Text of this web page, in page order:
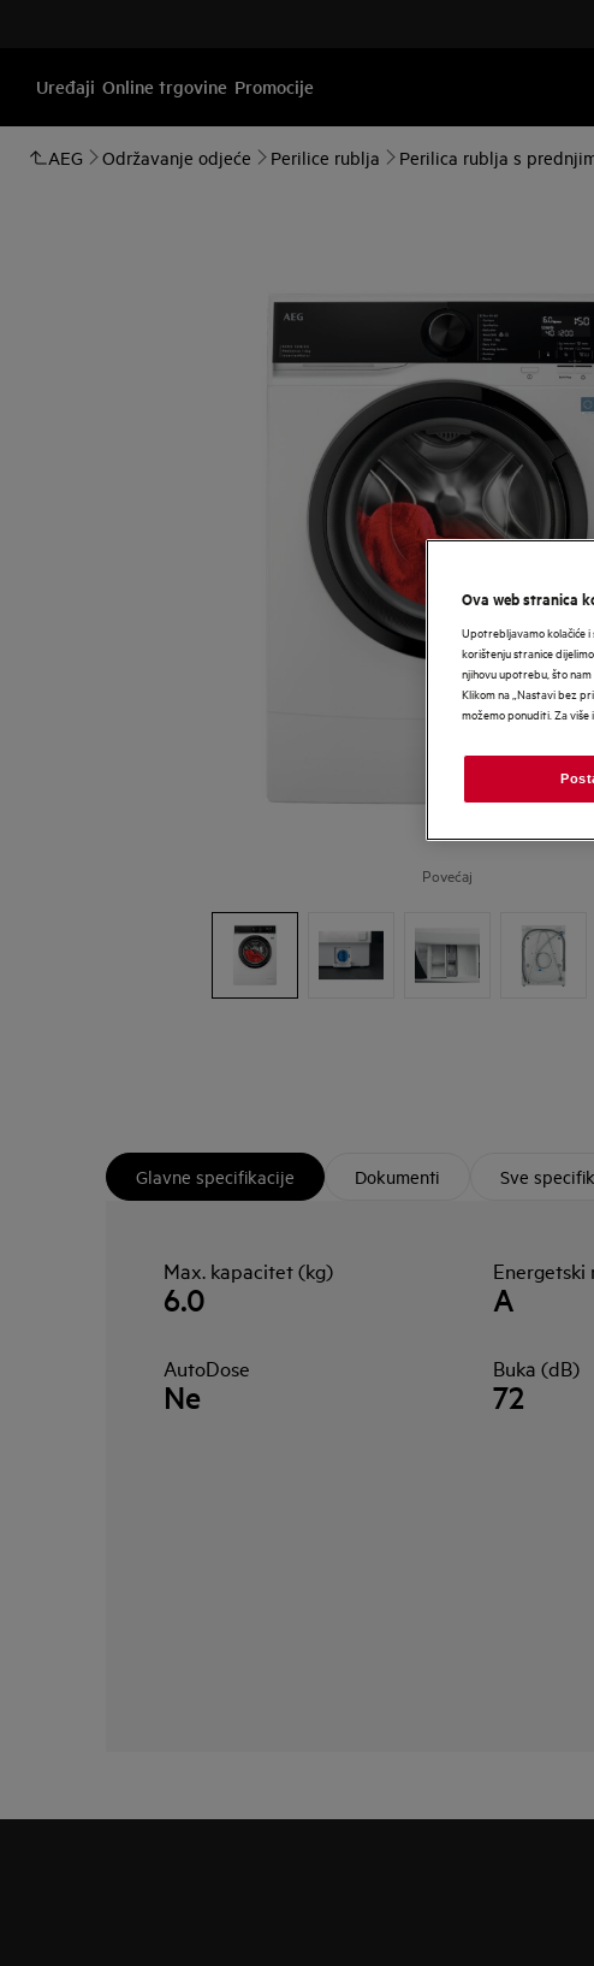
Uređaji Online trgovine Promocije
AEG Održavanje odjeće Perilice rublja Perilica rublja s
Povećaj
Glavne specifikacije Dokumenti Sve
Max. kapacitet (kg)
6.0
Energetski
A
AutoDose
Ne
Buka (dB)
72
Ova web stranica
Upotrebljavamo kolačiće
korištenju stranice
njihovu upotrebu, što nam
Klikom na „Nastavi bez
možemo ponuditi. Za